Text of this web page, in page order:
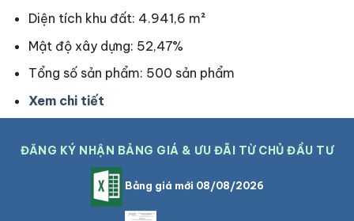
Diện tích khu đất: 4.941,6 m²
Mật độ xây dựng: 52,47%
Tổng số sản phẩm: 500 sản phẩm
Xem chi tiết
ĐĂNG KÝ NHẬN BẢNG GIÁ & ƯU ĐÃI TỪ CHỦ ĐẦU TƯ
Bảng giá mới 08/08/2026